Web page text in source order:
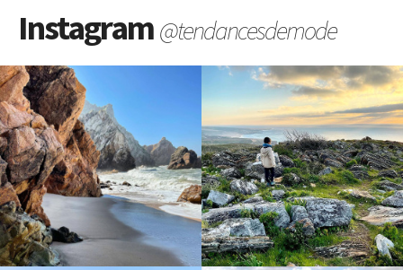
Instagram@tendancesdemode